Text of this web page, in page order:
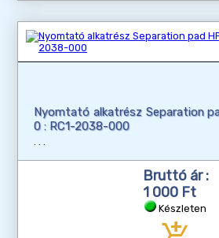
Nyomtató alkatrész Separation
0 : RC1-2038-000
Bruttó ár :
1 000 Ft
Készleten